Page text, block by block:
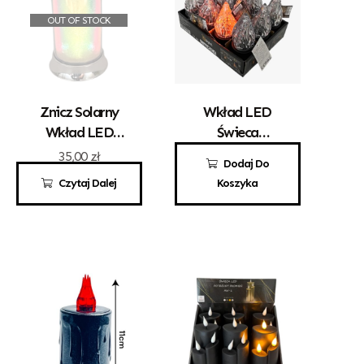
OUT OF STOCK
Czytaj Dalej
Znicz Solarny
Wkład LED
Subito SL1
35,00 zł
Dodaj Do
Koszyka
Wkład LED
Świeca
Wieloledowa
13,00 zł